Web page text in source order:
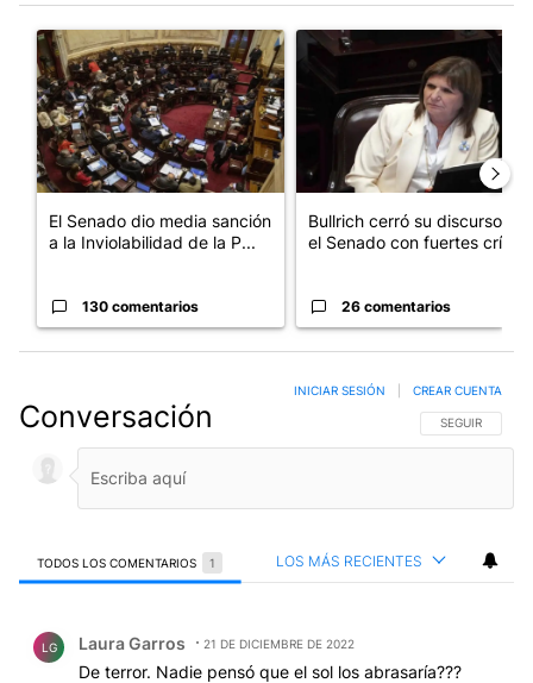
Un artículo de tendencia con el título "El Senado dio media
El Senado dio media sanción
a la Inviolabilidad de la P...
130 comentarios
Un artículo de tendencia
Bullrich cerró su discurso en
el Senado con fuertes crí...
26 comentarios
Conversación SIGA ESTA
SEGUIR
INICIAR SESIÓN CREAR CUENTA
TODOS LOS COMENTARIOS 1 LOS MÁS RECIENTES
LG Laura Garros 21 DE DICIEMBRE DE 2022
De terror. Nadie pensó que el sol los abrasaría???